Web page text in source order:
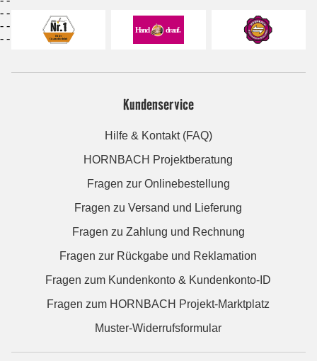
- -
- -
- -
Kundenservice
Hilfe & Kontakt (FAQ)
HORNBACH Projektberatung
Fragen zur Onlinebestellung
Fragen zu Versand und Lieferung
Fragen zu Zahlung und Rechnung
Fragen zur Rückgabe und Reklamation
Fragen zum Kundenkonto & Kundenkonto-ID
Fragen zum HORNBACH Projekt-Marktplatz
Muster-Widerrufsformular